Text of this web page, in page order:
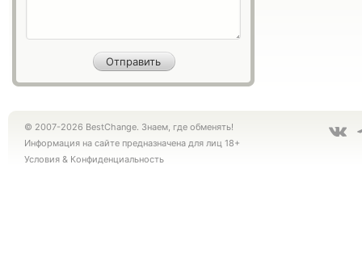
© 2007-2026 BestChange. Знаем, где обменять!
Информация на сайте предназначена для лиц 18+
Условия & Конфиденциальность